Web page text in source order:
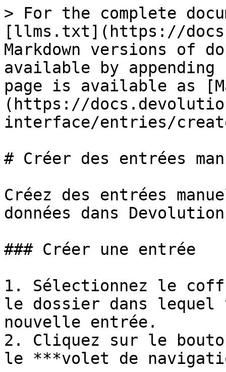
> For the complete
[llms.txt](https://
Markdown versions of
available by
page is available as
(https://
interface/entries/
# Créer des entrées
Créez des entrées
données dans
### Créer une entrée
1. Sélectionnez le
le dossier dans lequel
nouvelle entrée.
2. Cliquez sur le
le ***volet de